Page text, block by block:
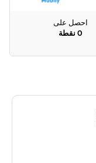
احصل على
0 نقطة